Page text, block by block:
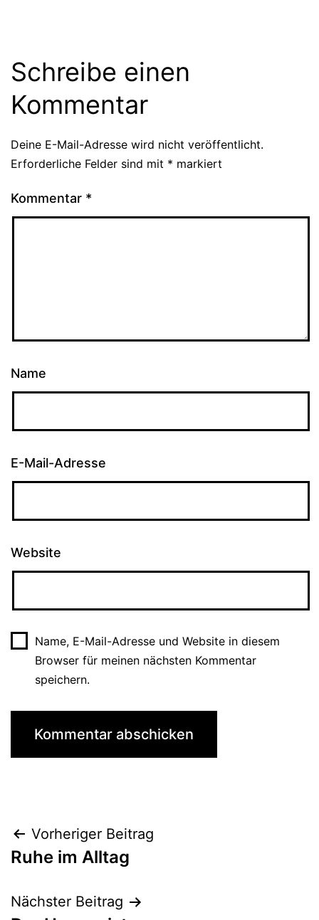
Schreibe einen
Kommentar
Deine E-Mail-Adresse wird nicht veröffentlicht.
Erforderliche Felder sind mit * markiert
Kommentar *
Name
E-Mail-Adresse
Website
Name, E-Mail-Adresse und Website in diesem
Browser für meinen nächsten Kommentar
speichern.
Beitragsnavigation
Vorheriger Beitrag
Ruhe im Alltag
Nächster Beitrag